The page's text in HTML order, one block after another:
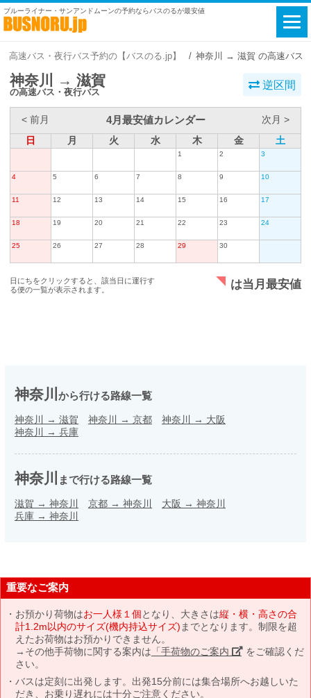
ブルーライナー・サンアンドムーンの予約ならバスのるが最安値
高速バス・夜行バス予約の【バスのる.jp】 神奈川 → 滋賀 の高速バス
神奈川 → 滋賀
の高速バス・夜行バス
逆区間
< 前月 4月最安値カレンダー
次月 >
日
月 火 水 木 金 土
1 2 3
4 5 6 7 8 9 10
11 12 13 14 15 16 17
18 19 20 21 22 23 24
25 26 27 28 29 30
日にちをクリックすると、該当日に運行す
る便の一覧が表示されます。
は当月最安値
神奈川 から行ける路線一覧
神奈川 → 滋賀 神奈川 → 京都 神奈川 → 大阪
神奈川 → 兵庫
神奈川 まで行ける路線一覧
滋賀 → 神奈川 京都 → 神奈川 大阪 → 神奈川
兵庫 → 神奈川
重要なご案内
お預かり荷物はお一人様１個となり、大きさは縦・横・高さの合
計1.2m以内のサイズ(機内持込サイズ) までとなります。制限を超
えたお荷物はお預かりできません。
→その他手荷物に関する案内は 「手荷物のご案内」 をご確認くだ
さい。
バスは定刻に出発します。出発15分前には集合場所へお越しいた
だき、お乗り遅れには十分ご注意ください。